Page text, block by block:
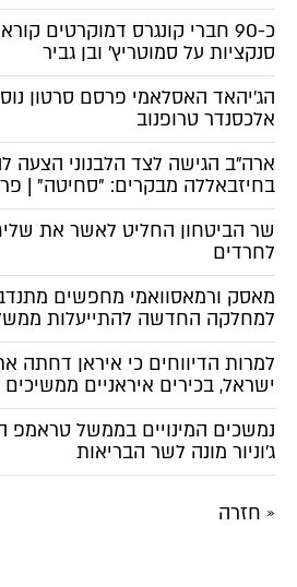
כ-90 חברי קונגרס דמוקרטים
סנקציות על סמוטריץ' ובן גביר
הג'יהאד האסלאמי פרסם סרטון
אלכסנדר טרופנוב
ארה"ב הגישה לצד הלבנוני
בחיזבאללה מבקרים: "סחיטה" |
לחרדים
מאסק ורמאסוואמי מחפשים
למחלקה החדשה להתייעלות
למרות הדיווחים כי איראן
ישראל, בכירים איראניים ממשיכים
נמשכים המינויים בממשל טראמפ
ג'וניור מונה לשר הבריאות
« חזרה